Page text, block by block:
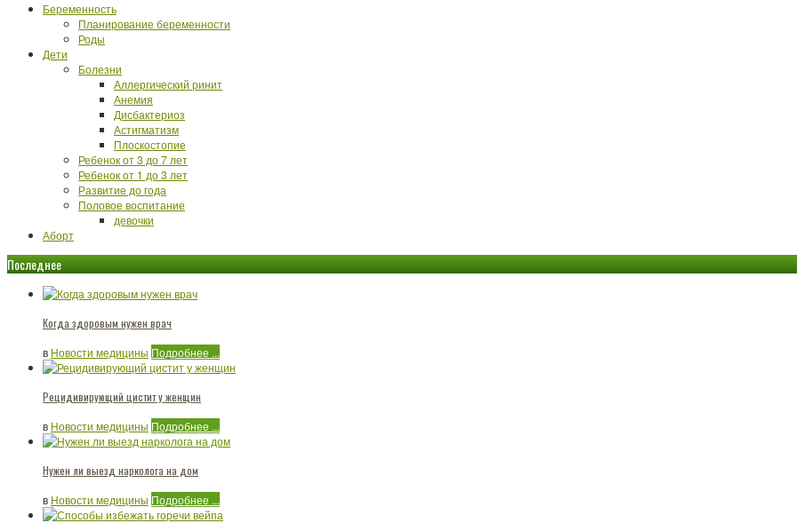
Беременность
Планирование беременности
Роды
Дети
Болезни
Аллергический ринит
Анемия
Дисбактериоз
Астигматизм
Плоскостопие
Ребенок от 3 до 7 лет
Ребенок от 1 до 3 лет
Развитие до года
Половое воспитание
девочки
Аборт
Последнее
Когда здоровым нужен врач
в Новости медицины Подробнее ...
Рецидивирующий цистит у женщин
в Новости медицины Подробнее ...
Нужен ли выезд нарколога на дом
в Новости медицины Подробнее ...